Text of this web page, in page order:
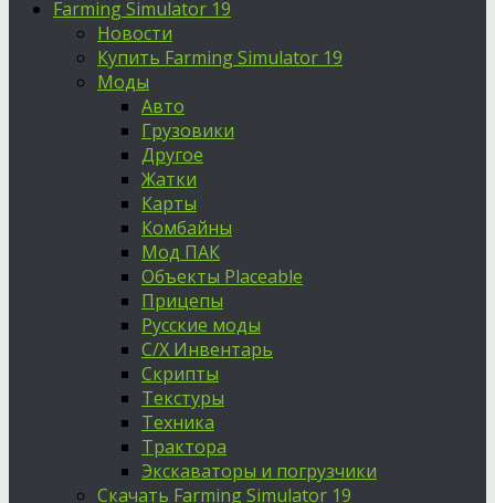
Farming Simulator 19
Новости
Купить Farming Simulator 19
Моды
Авто
Грузовики
Другое
Жатки
Карты
Комбайны
Мод ПАК
Объекты Placeable
Прицепы
Русские моды
С/Х Инвентарь
Скрипты
Текстуры
Техника
Трактора
Экскаваторы и погрузчики
Скачать Farming Simulator 19